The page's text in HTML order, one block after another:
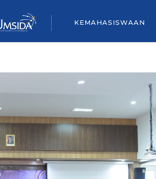
KEMAHASISWAAN